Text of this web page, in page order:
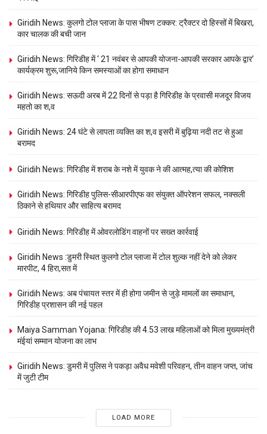
Giridih News: कुलगो टोल प्लाजा के पास भीषण टक्कर: ट्रैक्टर दो हिस्सों में बिखरा,
कार चालक की बची जान
Giridih News: गिरिडीह में ‘ 21 नवंबर से आपकी योजना-आपकी सरकार आपके द्वार’
कार्यक्रम शुरू,जानिये किन समस्याओं का होगा समाधान
Giridih News: सऊदी अरब में 22 दिनों से पड़ा है गिरिडीह के प्रवासी मजदूर विजय
महतो का श,व
Giridih News: 24 घंटे से लापता व्यक्ति का श,व इसरी में बुढ़िया नदी तट से हुआ
बरामद
Giridih News: गिरिडीह में शराब के नशे में युवक ने की आत्मह,त्या की कोशिश
Giridih News: गिरिडीह पुलिस-सीआरपीएफ का संयुक्त ऑपरेशन सफल, नक्सली
ठिकाने से हथियार और साहित्य बरामद
Giridih News: गिरिडीह में ओवरलोडिंग वाहनों पर सख्त कार्रवाई
Giridih News :डुमरी स्थित कुलगो टोल प्लाजा में टोल शुल्क नहीं देने को लेकर
मारपीट, 4 हिरा,सत में
Giridih News: अब पंचायत स्तर में ही होगा जमीन से जुड़े मामलों का समाधान,
गिरिडीह प्रशासन की नई पहल
Maiya Samman Yojana: गिरिडीह की 4.53 लाख महिलाओं को मिला मुख्यमंत्री
मंईयां सम्मान योजना का लाभ
Giridih News: डुमरी में पुलिस ने पकड़ा अवैध मवेशी परिवहन, तीन वाहन जप्त, जांच
में जुटी टीम
LOAD MORE